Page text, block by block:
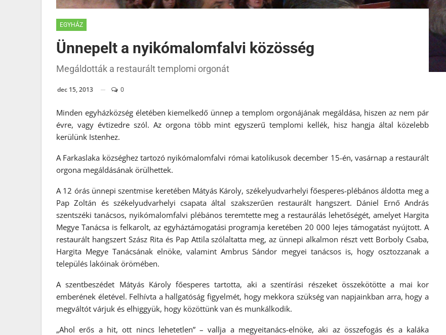
EGYHÁZ
Ünnepelt a nyikómalomfalvi közösség
Megáldották a restaurált templomi orgonát
dec 15, 2013 0
Minden egyházközség életében kiemelkedő ünnep a templom orgonájának megáldása, hiszen az nem pár
évre, vagy évtizedre szól. Az orgona több mint egyszerű templomi kellék, hisz hangja által közelebb
kerülünk Istenhez.
A Farkaslaka községhez tartozó nyikómalomfalvi római katolikusok december 15-én, vasárnap a restaurált
orgona megáldásának örülhettek.
A 12 órás ünnepi szentmise keretében Mátyás Károly, székelyudvarhelyi főesperes-plébános áldotta meg a
Pap Zoltán és székelyudvarhelyi csapata által szakszerűen restaurált hangszert. Dániel Ernő András
szentszéki tanácsos, nyikómalomfalvi plébános teremtette meg a restaurálás lehetőségét, amelyet Hargita
Megye Tanácsa is felkarolt, az egyháztámogatási programja keretében 20 000 lejes támogatást nyújtott. A
restaurált hangszert Szász Rita és Pap Attila szólaltatta meg, az ünnepi alkalmon részt vett Borboly Csaba,
Hargita Megye Tanácsának elnöke, valamint Ambrus Sándor megyei tanácsos is, hogy osztozzanak a
település lakóinak örömében.
A szentbeszédet Mátyás Károly főesperes tartotta, aki a szentírási részeket összekötötte a mai kor
emberének életével. Felhívta a hallgatóság figyelmét, hogy mekkora szükség van napjainkban arra, hogy a
megváltót várjuk és elhiggyük, hogy közöttünk van és munkálkodik.
„Ahol erős a hit, ott nincs lehetetlen” – vallja a megyeitanács-elnöke, aki az összefogás és a kaláka